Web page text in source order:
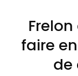
faire
de